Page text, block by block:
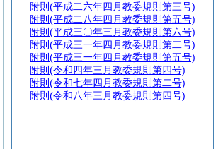
附則 (平成二六年四月教委規則第三号)
附則 (平成二八年四月教委規則第五号)
附則 (平成三〇年三月教委規則第六号)
附則 (平成三一年四月教委規則第二号)
附則 (平成三一年四月教委規則第五号)
附則 (令和四年三月教委規則第四号)
附則 (令和七年四月教委規則第二号)
附則 (令和八年三月教委規則第四号)